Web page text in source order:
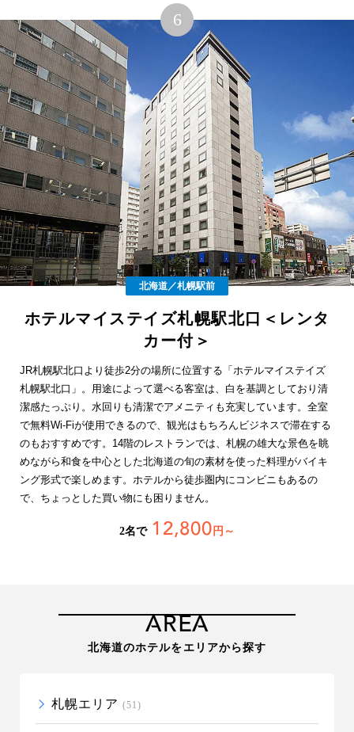
北海道／札幌駅前
ホテルマイステイズ札幌駅北口＜レンタ
カー付＞
JR札幌駅北口より徒歩2分の場所に位置する「ホテルマイステイズ
札幌駅北口」。用途によって選べる客室は、白を基調としており清
潔感たっぷり。水回りも清潔でアメニティも充実しています。全室
で無料Wi-Fiが使用できるので、観光はもちろんビジネスで滞在する
のもおすすめです。14階のレストランでは、札幌の雄大な景色を眺
めながら和食を中心とした北海道の旬の素材を使った料理がバイキ
ング形式で楽しめます。ホテルから徒歩圏内にコンビニもあるの
で、ちょっとした買い物にも困りません。
2名で 12,800 円～
AREA
北海道のホテルをエリアから探す
札幌エリア (51)